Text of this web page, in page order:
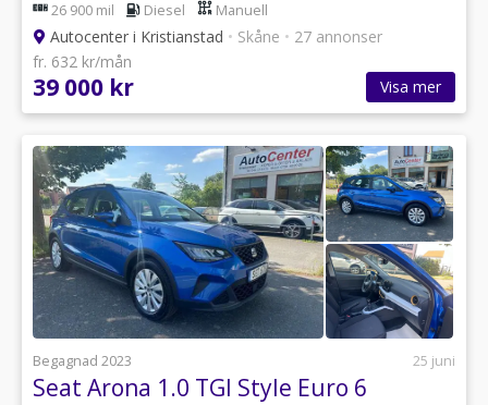
26 900 mil Diesel Manuell
Autocenter i Kristianstad • Skåne • 27 annonser
fr. 632 kr/mån
39 000 kr Visa mer
Begagnad 2023 25 juni
Seat Arona 1.0 TGI Style Euro 6